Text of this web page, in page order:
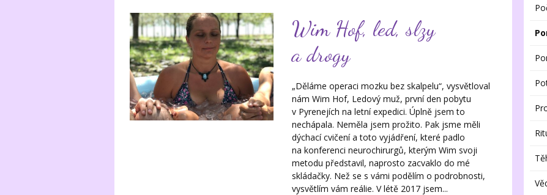
Wim Hof, led, slzy
a drogy
„Děláme operaci mozku bez skalpelu“, vysvětloval
nám Wim Hof, Ledový muž, první den pobytu
v Pyrenejích na letní expedici. Úplně jsem to
nechápala. Neměla jsem prožito. Pak jsme měli
dýchací cvičení a toto vyjádření, které padlo
na konferenci neurochirurgů, kterým Wim svoji
metodu představil, naprosto zacvaklo do mé
skládačky. Než se s vámi podělím o podrobnosti,
vysvětlím vám reálie. V létě 2017 jsem...